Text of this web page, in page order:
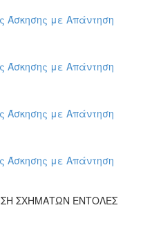
Άσκησης με Απάντηση
Άσκησης με Απάντηση
Άσκησης με Απάντηση
Άσκησης με Απάντηση
ΣΧΗΜΑΤΩΝ ΕΝΤΟΛΕΣ